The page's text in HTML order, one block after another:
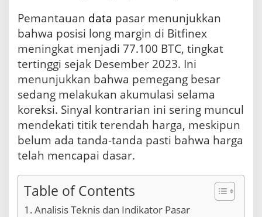
r
e
l
a
j
u
a
n
Pemantauan data pasar menunjukkan
bahwa posisi long margin di Bitfinex
meningkat menjadi 77.100 BTC, tingkat
tertinggi sejak Desember 2023. Ini
menunjukkan bahwa pemegang besar
sedang melakukan akumulasi selama
koreksi. Sinyal kontrarian ini sering muncul
mendekati titik terendah harga, meskipun
belum ada tanda-tanda pasti bahwa harga
telah mencapai dasar.
Table of Contents
Analisis Teknis dan Indikator Pasar